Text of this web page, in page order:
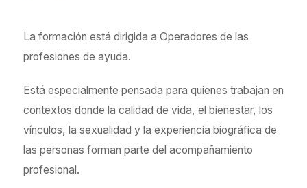
La formación está dirigida a Operadores de las
profesiones de ayuda.
Está especialmente pensada para quienes trabajan en
contextos donde la calidad de vida, el bienestar, los
vínculos, la sexualidad y la experiencia biográfica de
las personas forman parte del acompañamiento
profesional.